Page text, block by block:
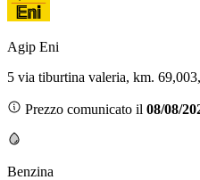
Agip Eni
5 via tiburtina valeria, km.
Prezzo comunicato il 08/08/
Benzina